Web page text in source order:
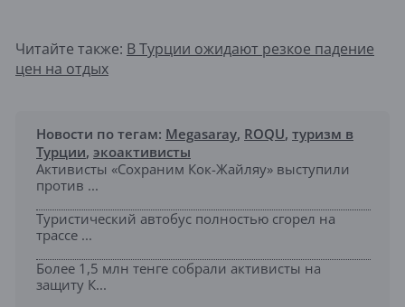
Читайте также: В Турции ожидают резкое падение
цен на отдых
Новости по тегам: Megasaray, ROQU, туризм в
Турции, экоактивисты
Активисты «Сохраним Кок-Жайляу» выступили
против ...
Туристический автобус полностью сгорел на
трассе ...
Более 1,5 млн тенге собрали активисты на
защиту К...